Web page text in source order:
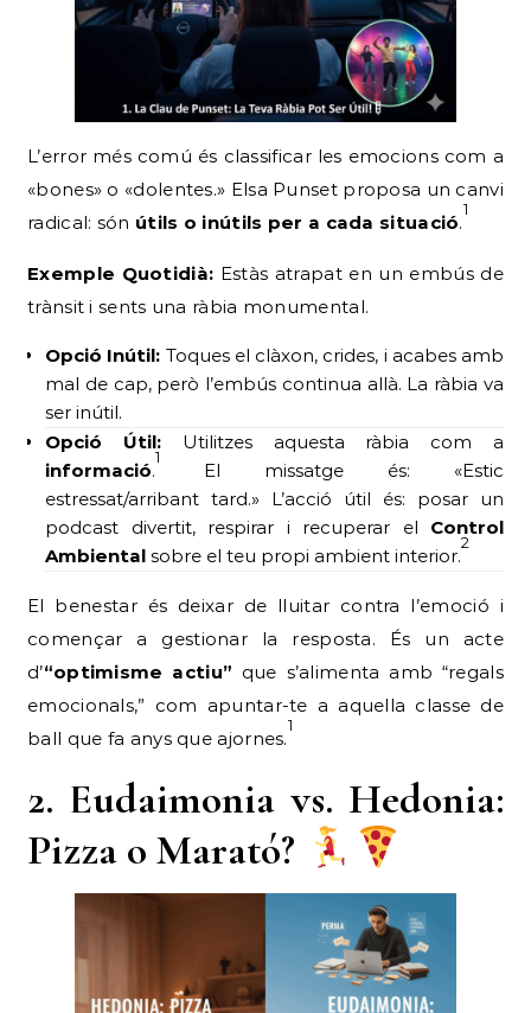
L’error més comú és classificar les emocions com a
«bones» o «dolentes.» Elsa Punset proposa un canvi
radical: són útils o inútils per a cada situació.
1
Exemple Quotidià: Estàs atrapat en un embús de
trànsit i sents una ràbia monumental.
Opció Inútil: Toques el clàxon, crides, i acabes amb
mal de cap, però l’embús continua allà. La ràbia va
ser inútil.
Opció Útil:Utilitzes aquesta ràbia com a
informació.
1
El missatge és: «Estic
estressat/arribant tard.» L’acció útil és: posar un
podcast divertit, respirar i recuperar el Control
Ambiental sobre el teu propi ambient interior.
2
El benestar és deixar de lluitar contra l’emoció i
començar a gestionar la resposta. És un acte
d’“optimisme actiu” que s’alimenta amb “regals
emocionals,” com apuntar-te a aquella classe de
ball que fa anys que ajornes.
1
2. Eudaimonia vs. Hedonia:
Pizza o Marató?